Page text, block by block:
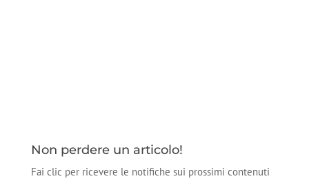
Non perdere un articolo!
Fai clic per ricevere le notifiche sui prossimi contenuti